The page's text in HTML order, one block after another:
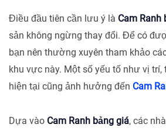
Điều đầu tiên cần lưu ý là Cam Ranh
sản không ngừng thay đổi. Để có
bạn nên thường xuyên tham khảo
khu vực này. Một số yếu tố như vị trí,
hiện tại cũng ảnh hưởng đến Cam
Dựa vào Cam Ranh bảng giá, các